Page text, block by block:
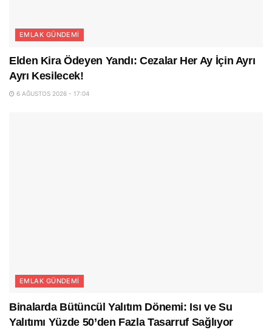
EMLAK GÜNDEMI
Elden Kira Ödeyen Yandı: Cezalar Her Ay İçin Ayrı
Ayrı Kesilecek!
6 AĞUSTOS 2026 - 17:04
EMLAK GÜNDEMI
Binalarda Bütüncül Yalıtım Dönemi: Isı ve Su
Yalıtımı Yüzde 50’den Fazla Tasarruf Sağlıyor